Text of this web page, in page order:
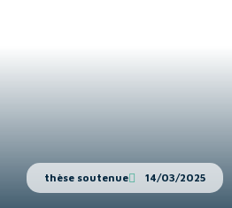
thèse soutenue 14/03/2025